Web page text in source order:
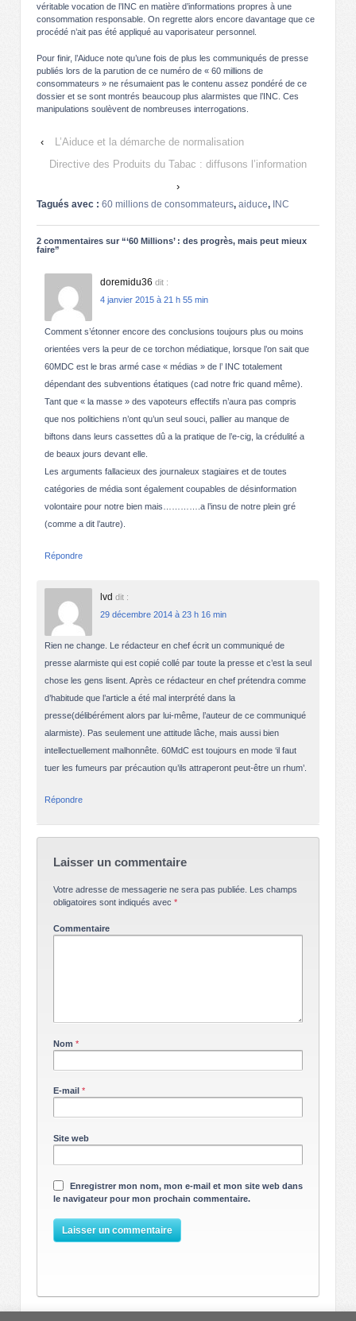
véritable vocation de l’INC en matière d’informations propres à une
consommation responsable. On regrette alors encore davantage que ce
procédé n’ait pas été appliqué au vaporisateur personnel.
Pour finir, l’Aiduce note qu’une fois de plus les communiqués de presse
publiés lors de la parution de ce numéro de « 60 millions de
consommateurs » ne résumaient pas le contenu assez pondéré de ce
dossier et se sont montrés beaucoup plus alarmistes que l’INC. Ces
manipulations soulèvent de nombreuses interrogations.
‹
L’Aiduce et la démarche de normalisation
Directive des Produits du Tabac : diffusons l’information
›
Tagués avec : 60 millions de consommateurs, aiduce, INC
2 commentaires sur “‘60 Millions’ : des progrès, mais peut mieux
faire”
doremidu36 dit :
4 janvier 2015 à 21 h 55 min
Comment s’étonner encore des conclusions toujours plus ou moins
orientées vers la peur de ce torchon médiatique, lorsque l’on sait que
60MDC est le bras armé case « médias » de l’ INC totalement
dépendant des subventions étatiques (cad notre fric quand même).
Tant que « la masse » des vapoteurs effectifs n’aura pas compris
que nos politichiens n’ont qu’un seul souci, pallier au manque de
biftons dans leurs cassettes dû a la pratique de l’e-cig, la crédulité a
de beaux jours devant elle.
Les arguments fallacieux des journaleux stagiaires et de toutes
catégories de média sont également coupables de désinformation
volontaire pour notre bien mais………….a l’insu de notre plein gré
(comme a dit l’autre).
Répondre
lvd dit :
29 décembre 2014 à 23 h 16 min
Rien ne change. Le rédacteur en chef écrit un communiqué de
presse alarmiste qui est copié collé par toute la presse et c’est la seul
chose les gens lisent. Après ce rédacteur en chef prétendra comme
d’habitude que l’article a été mal interprété dans la
presse(délibérément alors par lui-même, l’auteur de ce communiqué
alarmiste). Pas seulement une attitude lâche, mais aussi bien
intellectuellement malhonnête. 60MdC est toujours en mode ‘il faut
tuer les fumeurs par précaution qu’ils attraperont peut-être un rhum’.
Répondre
Laisser un commentaire
Votre adresse de messagerie ne sera pas publiée. Les champs
obligatoires sont indiqués avec *
Commentaire
Nom *
E-mail *
Site web
Enregistrer mon nom, mon e-mail et mon site web dans
le navigateur pour mon prochain commentaire.